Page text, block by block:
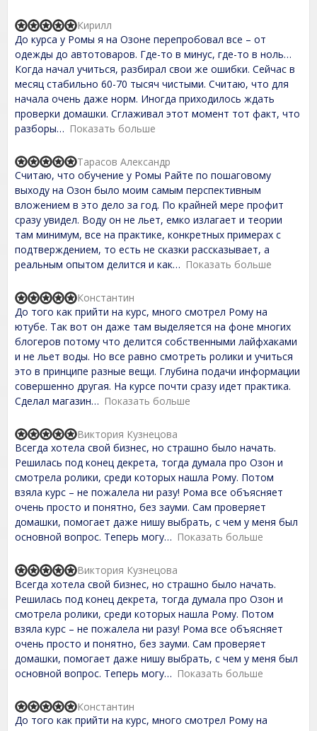
5
R
a
t
e
d
5
,
0
o
u
o
f
5
До курса у Ромы я на Озоне перепробовал все – от
одежды до автотоваров. Где-то в минус, где-то в ноль…
Когда начал учиться, разбирал свои же ошибки. Сейчас в
месяц стабильно 60-70 тысяч чистыми. Считаю, что для
начала очень даже норм. Иногда приходилось ждать
проверки домашки. Сглаживал этот момент тот факт, что
разборы
Показать больше
Кирилл
R
a
t
e
d
5
,
0
o
u
o
f
5
Считаю, что обучение у Ромы Райте по пошаговому
выходу на Озон было моим самым перспективным
вложением в это дело за год. По крайней мере профит
сразу увидел. Воду он не льет, емко излагает и теории
там минимум, все на практике, конкретных примерах с
подтверждением, то есть не сказки рассказывает, а
реальным опытом делится и как
Показать больше
Тарасов Александр
R
a
d
5
,
0
o
u
o
f
5
До того как прийти на курс, много смотрел Рому на
ютубе. Так вот он даже там выделяется на фоне многих
блогеров потому что делится собственными лайфхаками
и не льет воды. Но все равно смотреть ролики и учиться
это в принципе разные вещи. Глубина подачи информации
совершенно другая. На курсе почти сразу идет практика.
Сделал магазин
Показать больше
Константин
R
a
t
e
d
5
,
0
o
u
o
f
5
Всегда хотела свой бизнес, но страшно было начать.
Решилась под конец декрета, тогда думала про Озон и
смотрела ролики, среди которых нашла Рому. Потом
взяла курс – не пожалела ни разу! Рома все объясняет
очень просто и понятно, без зауми. Сам проверяет
домашки, помогает даже нишу выбрать, с чем у меня был
основной вопрос. Теперь могу
Показать больше
Виктория Кузнецова
R
a
t
d
5
,
0
o
u
o
f
5
Всегда хотела свой бизнес, но страшно было начать.
Решилась под конец декрета, тогда думала про Озон и
смотрела ролики, среди которых нашла Рому. Потом
взяла курс – не пожалела ни разу! Рома все объясняет
очень просто и понятно, без зауми. Сам проверяет
домашки, помогает даже нишу выбрать, с чем у меня был
основной вопрос. Теперь могу
Показать больше
Виктория Кузнецова
R
a
До того как прийти на курс, много смотрел Рому на
Константин